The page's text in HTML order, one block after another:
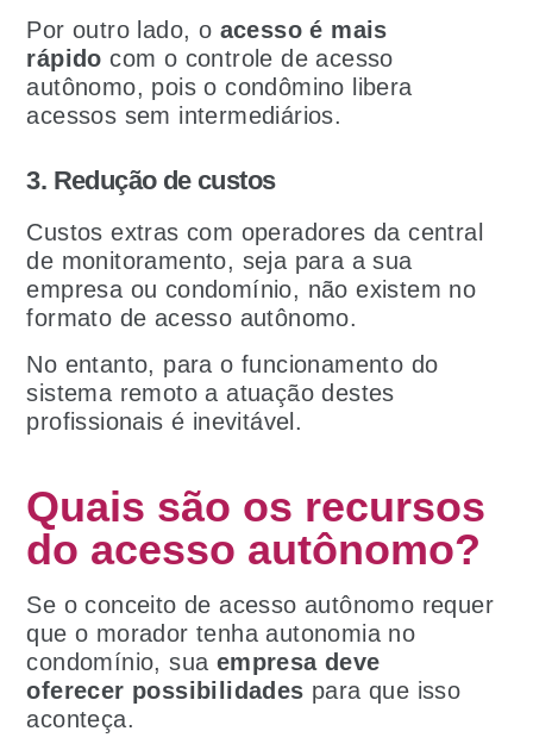
Por outro lado, o acesso é mais
rápido com o controle de acesso
autônomo, pois o condômino libera
acessos sem intermediários.
3. Redução de custos
Custos extras com operadores da central
de monitoramento, seja para a sua
empresa ou condomínio, não existem no
formato de acesso autônomo.
No entanto, para o funcionamento do
sistema remoto a atuação destes
profissionais é inevitável.
Quais são os recursos
do acesso autônomo?
Se o conceito de acesso autônomo requer
que o morador tenha autonomia no
condomínio, sua empresa deve
oferecer possibilidades para que isso
aconteça.